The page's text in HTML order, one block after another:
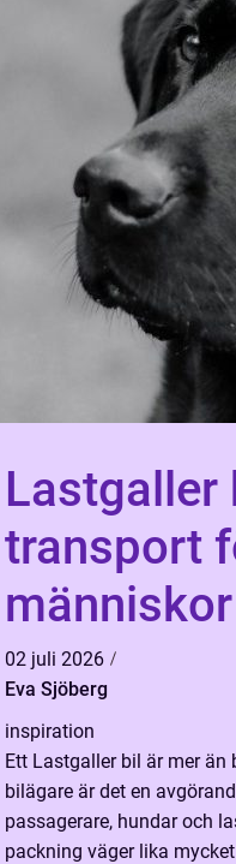
Lastgaller bil
transport
02 juli 2026
Eva Sjöberg
inspiration
Ett Lastgaller bil är mer
bilägare är det en
passagerare, hundar och
packning väger lika